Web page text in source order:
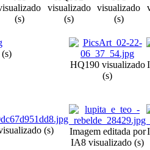
(s)
visualizado
(s)
visualizado
(s)
HQ190 visualizado
(s)
(s)
Imagem editada por
IA8 visualizado (s)